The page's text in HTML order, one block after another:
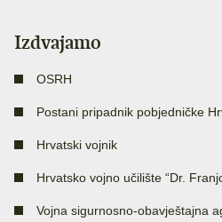
Izdvajamo
OSRH
Postani pripadnik pobjedničke
Hrvatski vojnik
Hrvatsko vojno učilište “Dr.
Vojna sigurnosno-obavještajna